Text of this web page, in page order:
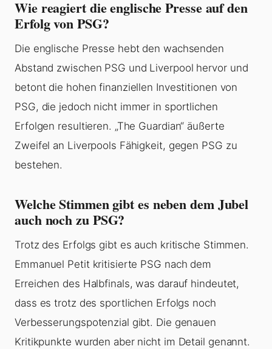
Wie reagiert die englische Presse auf den
Erfolg von PSG?
Die englische Presse hebt den wachsenden
Abstand zwischen PSG und Liverpool hervor und
betont die hohen finanziellen Investitionen von
PSG, die jedoch nicht immer in sportlichen
Erfolgen resultieren. „The Guardian“ äußerte
Zweifel an Liverpools Fähigkeit, gegen PSG zu
bestehen.
Welche Stimmen gibt es neben dem Jubel
auch noch zu PSG?
Trotz des Erfolgs gibt es auch kritische Stimmen.
Emmanuel Petit kritisierte PSG nach dem
Erreichen des Halbfinals, was darauf hindeutet,
dass es trotz des sportlichen Erfolgs noch
Verbesserungspotenzial gibt. Die genauen
Kritikpunkte wurden aber nicht im Detail genannt.